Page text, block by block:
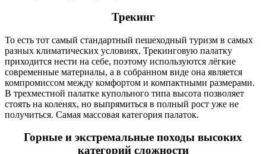
Трекинг
То есть тот самый стандартный пешеходный туризм в самых
разных климатических условиях. Трекинговую палатку
приходится нести на себе, поэтому используются лёгкие
современные материалы, а в собранном виде она является
компромиссом между комфортом и компактными размерами.
В трехместной палатке купольного типа высота позволяет
стоять на коленях, но выпрямиться в полный рост уже не
получиться. Самая массовая категория палаток.
Горные и экстремальные походы высоких
категорий сложности